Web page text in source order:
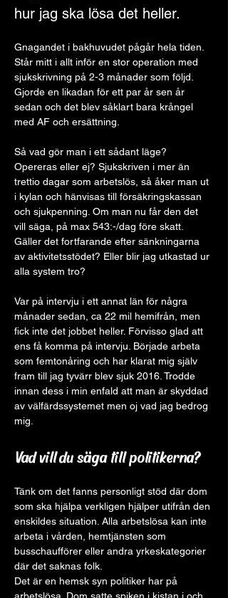
hur jag ska lösa det heller.
Gnagandet i bakhuvudet pågår hela tiden.
Står mitt i allt inför en stor operation med
sjukskrivning på 2-3 månader som följd.
Gjorde en likadan för ett par år sen år
sedan och det blev såklart bara krångel
med AF och ersättning.
Så vad gör man i ett sådant läge?
Opereras eller ej? Sjukskriven i mer än
trettio dagar som arbetslös, så åker man ut
i kylan och hänvisas till försäkringskassan
och sjukpenning. Om man nu får den det
vill säga, på max 543:-/dag före skatt.
Gäller det fortfarande efter sänkningarna
av aktivitetsstödet? Eller blir jag utkastad ur
alla system tro?
Var på intervju i ett annat län för några
månader sedan, ca 22 mil hemifrån, men
fick inte det jobbet heller. Förvisso glad att
ens få komma på intervju. Började arbeta
som femtonåring och har klarat mig själv
fram till jag tyvärr blev sjuk 2016. Trodde
innan dess i min enfald att man är skyddad
av välfärdssystemet men oj vad jag bedrog
mig.
Vad vill du säga till politikerna?
Tänk om det fanns personligt stöd där dom
som ska hjälpa verkligen hjälper utifrån den
enskildes situation. Alla arbetslösa kan inte
arbeta i vården, hemtjänsten som
busschaufförer eller andra yrkeskategorier
där det saknas folk.
Det är en hemsk syn politiker har på